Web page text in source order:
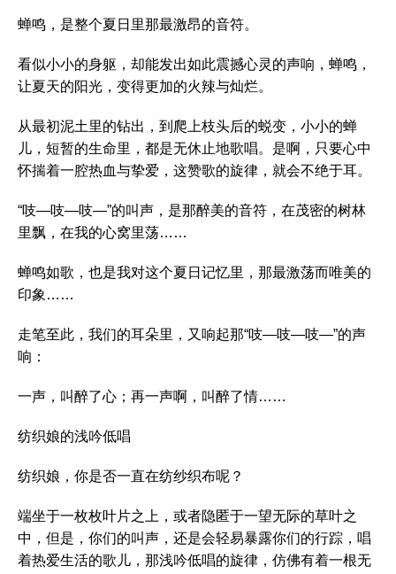
蝉鸣，是整个夏日里那最激昂的音符。
看似小小的身躯，却能发出如此震撼心灵的声响，蝉鸣，
让夏天的阳光，变得更加的火辣与灿烂。
从最初泥土里的钻出，到爬上枝头后的蜕变，小小的蝉
儿，短暂的生命里，都是无休止地歌唱。是啊，只要心中
怀揣着一腔热血与挚爱，这赞歌的旋律，就会不绝于耳。
“吱—吱—吱—”的叫声，是那醉美的音符，在茂密的树林
里飘，在我的心窝里荡……
蝉鸣如歌，也是我对这个夏日记忆里，那最激荡而唯美的
印象……
走笔至此，我们的耳朵里，又响起那“吱—吱—吱—”的声
响：
一声，叫醉了心；再一声啊，叫醉了情……
纺织娘的浅吟低唱
纺织娘，你是否一直在纺纱织布呢？
端坐于一枚枚叶片之上，或者隐匿于一望无际的草叶之
中，但是，你们的叫声，还是会轻易暴露你们的行踪，唱
着热爱生活的歌儿，那浅吟低唱的旋律，仿佛有着一根无